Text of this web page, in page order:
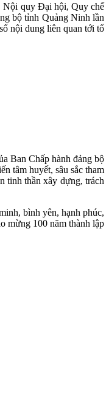
Nội quy Đại hội, Quy chế
bộ tỉnh Quảng Ninh lần
nội dung liên quan tới tổ
Ban Chấp hành đảng bộ
tâm huyết, sâu sắc tham
tinh thần xây dựng, trách
bình yên, hạnh phúc,
mừng 100 năm thành lập